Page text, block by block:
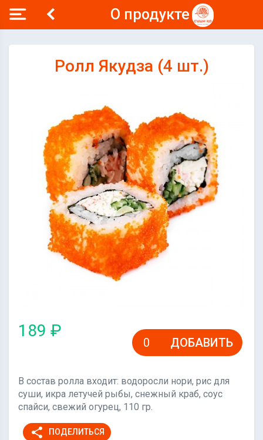
О продукте
Ролл Якудза (4 шт.)
189 ₽
ДОБАВИТЬ
В состав ролла входит: водоросли нори, рис для
суши, икра летучей рыбы, снежный краб, соус
спайси, свежий огурец, 110 гр.
share ПОДЕЛИТЬСЯ